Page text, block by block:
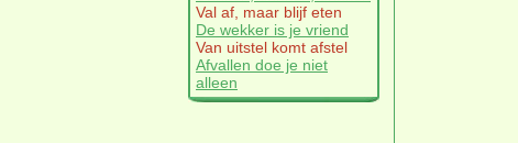
Val af, maar blijf eten
De wekker is je vriend
Van uitstel komt afstel
Afvallen doe je niet
alleen